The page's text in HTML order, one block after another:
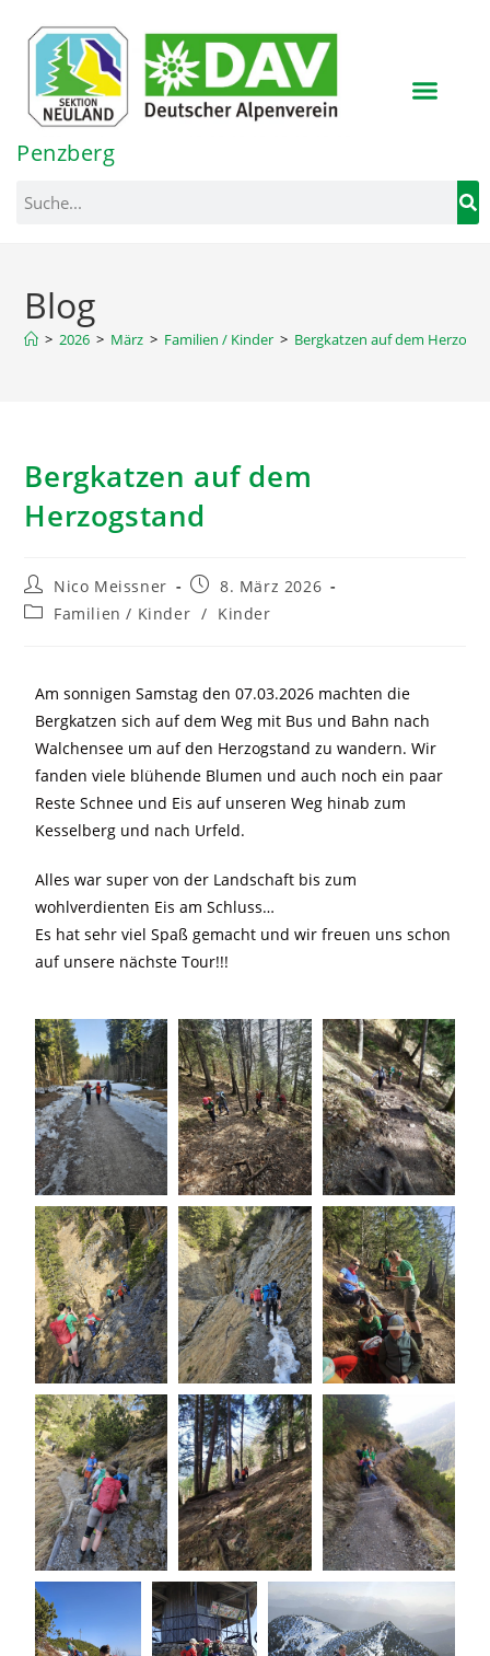
springen
Penzberg
Blog
> 2026 > März > Familien / Kinder > Bergkatzen auf dem
Bergkatzen auf dem
Herzogstand
Nico Meissner
8. März 2026
Familien / Kinder / Kinder
Am sonnigen Samstag den 07.03.2026 machten die
Bergkatzen sich auf dem Weg mit Bus und Bahn nach
Walchensee um auf den Herzogstand zu wandern. Wir
fanden viele blühende Blumen und auch noch ein paar
Reste Schnee und Eis auf unseren Weg hinab zum
Kesselberg und nach Urfeld.
Alles war super von der Landschaft bis zum
wohlverdienten Eis am Schluss…
Es hat sehr viel Spaß gemacht und wir freuen uns schon
auf unsere nächste Tour!!!